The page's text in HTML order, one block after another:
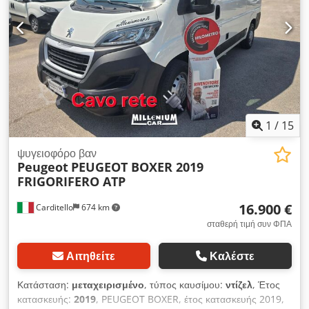
δυνατότητα χρηματοδότησης ή μίσθωσης (leasing) στις
εγκαταστάσεις μας. Dwsdozrmc Tepfx Ak Eoa
1 / 15
Carditello 674 km
ψυγειοφόρο βαν
Peugeot PEUGEOT BOXER 2019
FRIGORIFERO ATP
16.900 €
σταθερή τιμή συν ΦΠΑ
Αιτηθείτε Καλέστε
Κατάσταση: μεταχειρισμένο, τύπος καυσίμου: ντίζελ, Έτος
κατασκευής: 2019, PEUGEOT BOXER, έτος κατασκευής 2019,